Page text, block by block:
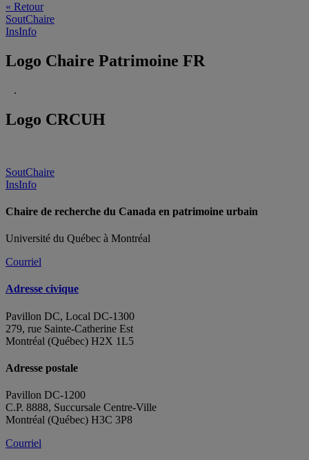
« Retour
SoutChaire
InsInfo
Logo Chaire Patrimoine FR
.
Logo CRCUH
SoutChaire
InsInfo
Chaire de recherche du Canada en patrimoine urbain
Université du Québec à Montréal
Courriel
Adresse civique
Pavillon DC, Local DC-1300
279, rue Sainte-Catherine Est
Montréal (Québec) H2X 1L5
Adresse postale
Pavillon DC-1200
C.P. 8888, Succursale Centre-Ville
Montréal (Québec) H3C 3P8
Courriel